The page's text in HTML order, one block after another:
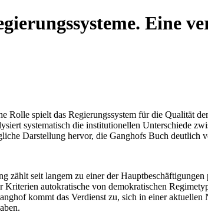
Eine
Rolle spielt das Regierungssystem für die Qualität
systematisch die institutionellen Unterschiede
Darstellung hervor, die Ganghofs Buch deutlich
zählt seit langem zu einer der
autokratische von demokratischen
kommt das Verdienst zu, sich in einer